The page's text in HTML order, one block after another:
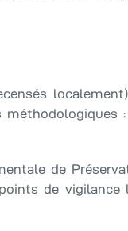
de
de